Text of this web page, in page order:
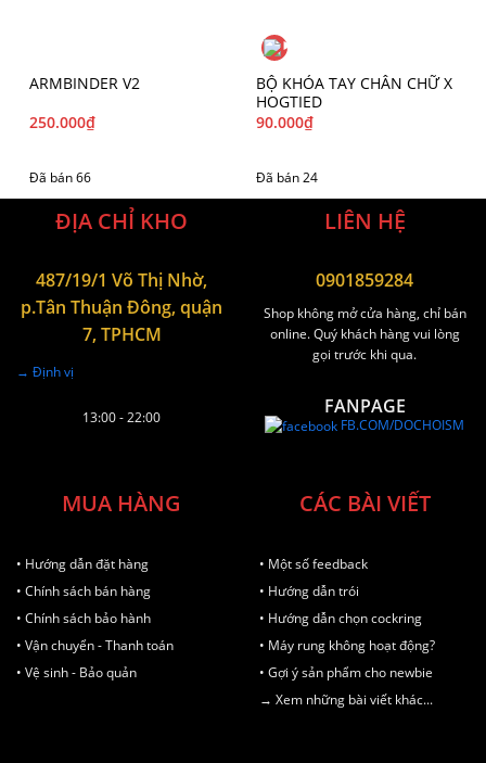
ARMBINDER V2
250.000₫
Đã bán 66
BỘ KHÓA TAY CHÂN CHỮ X
HOGTIED
90.000₫
Đã bán 24
ĐỊA CHỈ KHO
487/19/1 Võ Thị Nhờ,
p.Tân Thuận Đông, quận
7, TPHCM
→ Định vị
13:00 - 22:00
LIÊN HỆ
0901859284
Shop không mở cửa hàng, chỉ bán
online. Quý khách hàng vui lòng
gọi trước khi qua.
FANPAGE
FB.COM/DOCHOISM
MUA HÀNG
• Hướng dẫn đặt hàng
• Chính sách bán hàng
• Chính sách bảo hành
• Vận chuyển - Thanh toán
• Vệ sinh - Bảo quản
CÁC BÀI VIẾT
• Một số feedback
• Hướng dẫn trói
• Hướng dẫn chọn cockring
• Máy rung không hoạt động?
• Gợi ý sản phẩm cho newbie
→ Xem những bài viết khác...